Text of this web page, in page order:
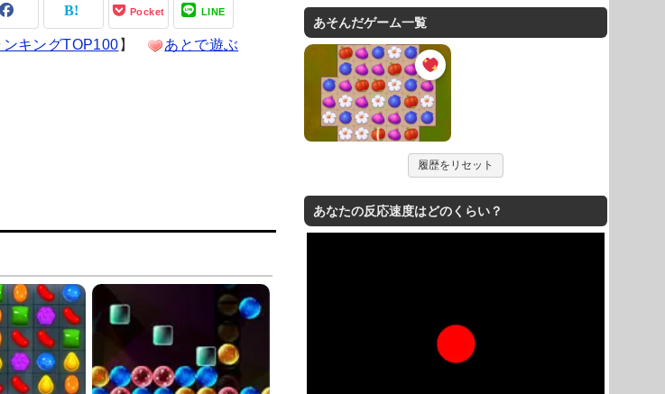
Pocket LINE
ンキングTOP100 】 あとで遊ぶ
あそんだゲーム一覧
履歴をリセット
あなたの反応速度はどのくらい？